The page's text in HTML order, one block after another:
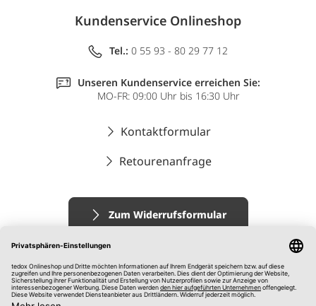
Kundenservice Onlineshop
Tel.: 0 55 93 - 80 29 77 12
Unseren Kundenservice erreichen Sie:
MO-FR: 09:00 Uhr bis 16:30 Uhr
Kontaktformular
Retourenanfrage
Zum Widerrufsformular
Impressum
AGB